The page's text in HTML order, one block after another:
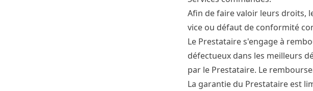
Afin de faire valoir leurs droits,
vice ou défaut de conformité
Le Prestataire s'engage à
défectueux dans les meilleurs
par le Prestataire. Le
La garantie du Prestataire est